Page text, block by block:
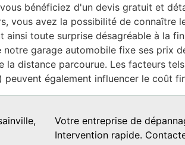
bénéficiez d'un devis gratuit et
vous avez la possibilité de connaître
ainsi toute surprise désagréable à la
garage automobile fixe ses prix
distance parcourue. Les facteurs
également influencer le coût
Votre entreprise de
Intervention rapide.